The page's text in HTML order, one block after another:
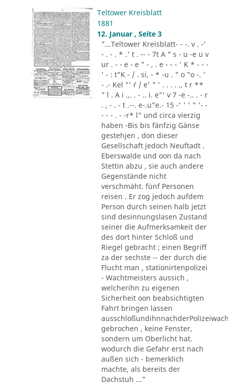
Teltower Kreisblatt
1881
12. Januar , Seite 3
"...Teltower Kreisblatt- - -. v . -'
- . - . * .' t . -- - 7t A " s - u -e u v
ur . - - e - e " - , . e - - - ' K * - - -
' - : t"K - / . si, - * -u . " o "o -. '
- .- Kel "' ´r / e' " ' . . . . ., t r **
" l . A i .,. . - .. i. e"' v 7 -e -.. . - r
. , - . - t .--. e-.u"e.- 15 -' ' ' " '- -
- - - . - -r* l" und circa vierzig
haben -Bis bis fänfzig Gänse
gestehjen , don dieser
Gesellschaft jedoch Neuftadt .
Eberswalde und oon da nach
Stettin abzu , sie auch andere
Gegenstände nicht
verschmäht. fünf Personen
reisen . Er zog jedoch aufdem
Person durch seinen halb jetzt
sind desinnungslasen Zustand
seiner die Aufmerksamkeit der
des dort hinter Schloß und
Riegel gebracht ; einen Begriff
za der sechste -- der durch die
Flucht man , stationirtenpolizei
- Wachtmeisters aussich ,
welcherihn zu eigenen
Sicherheit oon beabsichtigten
Fahrt bringen lassen
gebrochen , keine Fenster,
sondern um Oberlicht hat.
wodurch die Gefahr erst nach
außen sich - bemerklich
machte, als bereits der
Dachstuh ..."